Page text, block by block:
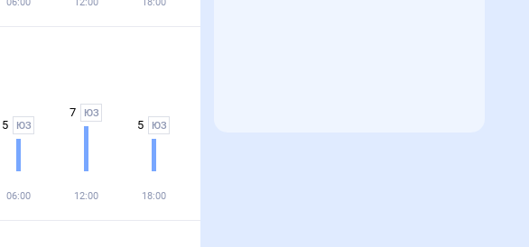
5 ЮЗ
06:00
7 ЮЗ
12:00
5 ЮЗ
18:00